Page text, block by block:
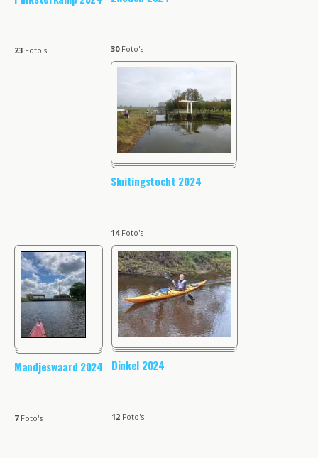
23 Foto's 30Foto's
Sluitingstocht 2024
14Foto's
Mandjeswaard 2024
7Foto's
Dinkel 2024
12Foto's